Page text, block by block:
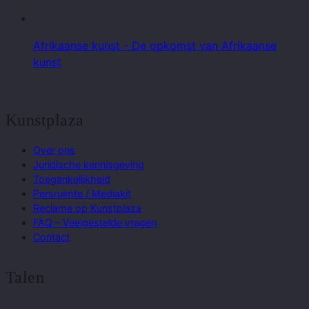
Afrikaanse kunst - De opkomst van Afrikaanse
kunst
Kunstplaza
Over ons
Juridische kennisgeving
Toegankelijkheid
Persruimte / Mediakit
Reclame op Kunstplaza
FAQ – Veelgestelde vragen
Contact
Talen